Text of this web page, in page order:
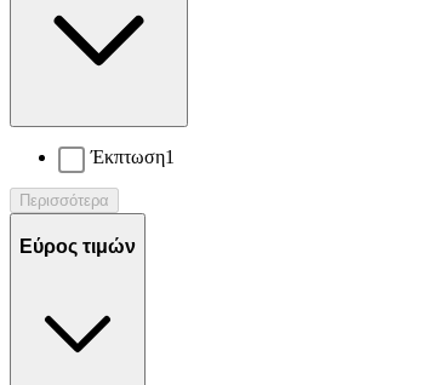
Έκπτωση1
Περισσότερα
Εύρος τιμών